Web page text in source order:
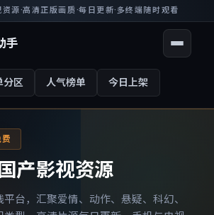
源·高清正版画质·每日更新· 多终端随时观看
手
分区 人气榜单 今日上架
产影视资源
台，汇聚爱情、动作、悬疑、科幻、